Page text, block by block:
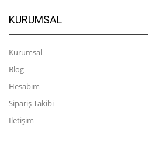
KURUMSAL
Kurumsal
Blog
Hesabım
Sipariş Takibi
İletişim